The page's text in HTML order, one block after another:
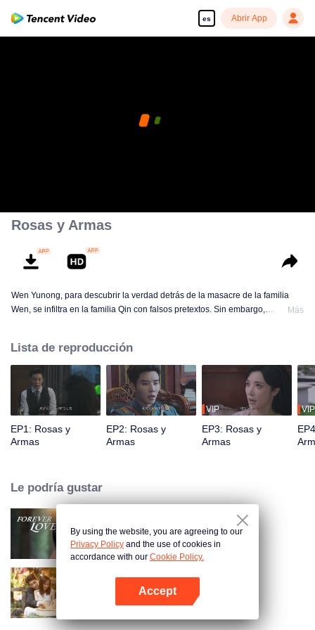
es Abrir App
Rosas y Armas
Wen Yunong, para descubrir la verdad detrás de la masacre de la familia
Wen, se infiltra en la familia Qin con falsos pretextos. Sin embargo,
cuando Qin Kewen regresa con un voto de venganza, decidido a exponer a
Wen Yunong como un fraude amoroso. A pesar de su postura adversaria,
sus emociones se profundizan con cada encuentro.
Más
Lista de reproducción
EP1: Rosas y
Armas
EP2: Rosas y
Armas
VIP
EP3: Rosas y
Armas
VIP
Le podría gustar
Amor Eterno
Amor como un contrato
By using the website, you are agreeing to our
Privacy Policy and the use of cookies in
accordance with our Cookie Policy.
Accept